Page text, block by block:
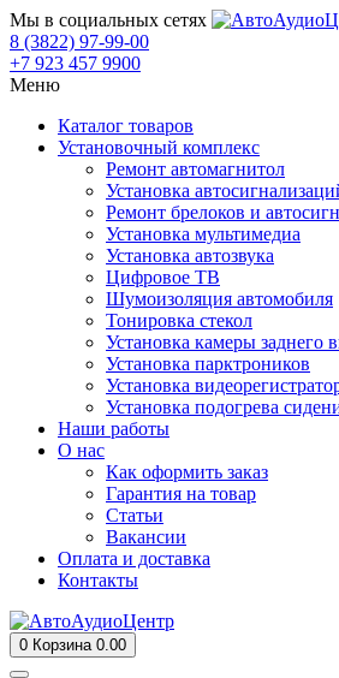
Мы в социальных сетях
8 (3822) 97-99-00
+7 923 457 9900
Меню
Каталог товаров
Установочный комплекс
Ремонт автомагнитол
Установка
Ремонт брелоков и
Установка мультимедиа
Установка автозвука
Цифровое ТВ
Шумоизоляция автомобиля
Тонировка стекол
Установка камеры заднего
Установка парктроников
Установка
Установка подогрева
Наши работы
О нас
Как оформить заказ
Гарантия на товар
Статьи
Вакансии
Оплата и доставка
Контакты
0 Корзина 0.00